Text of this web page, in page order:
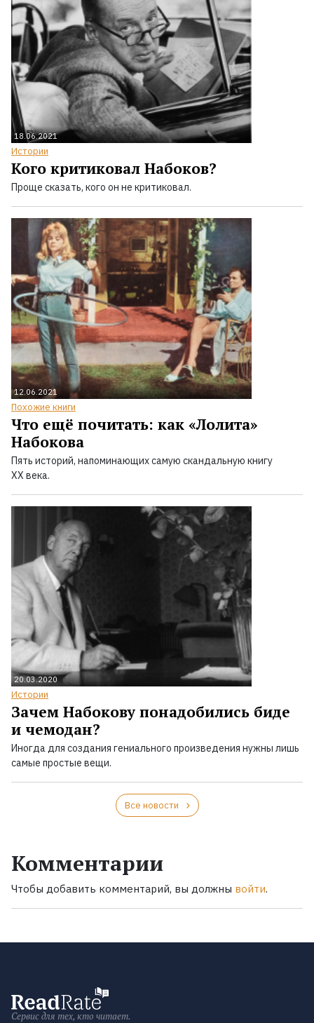
18.06.2021
Истории
Кого критиковал Набоков?
Проще сказать, кого он не критиковал.
12.06.2021
Похожие книги
Что ещё почитать: как «Лолита»
Набокова
Пять историй, напоминающих самую скандальную книгу
XX века.
20.03.2020
Истории
Зачем Набокову понадобились биде
и чемодан?
Иногда для создания гениального произведения нужны лишь
самые простые вещи.
Все новости
Комментарии
Чтобы добавить комментарий, вы должны войти.
Сервис для тех, кто читает.